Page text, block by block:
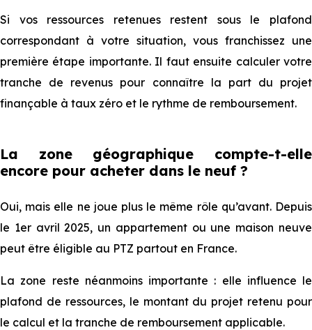
Si vos ressources retenues restent sous le plafond
correspondant à votre situation, vous franchissez une
première étape importante. Il faut ensuite calculer votre
tranche de revenus pour connaître la part du projet
finançable à taux zéro et le rythme de remboursement.
La zone géographique compte-t-elle
encore pour acheter dans le neuf ?
Oui, mais⁠⁠ elle ne joue plus le même rôle qu’avant. Depuis
le 1er avril 2025, un appartement ou une maison neuve
peut être éligible au PTZ partout en France.
La zone reste néanmoins importante : elle influence le
plafond de ressources, le montant du projet retenu pour
le calcul et la tranche de remboursement applicable.